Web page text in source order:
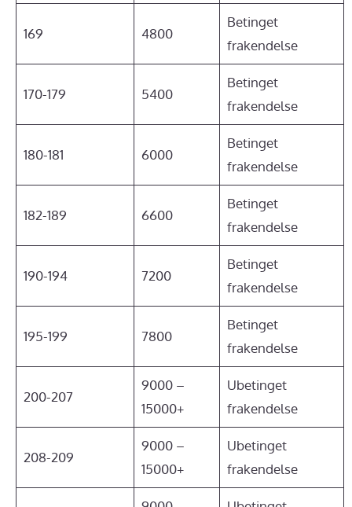
169 4800
Betinget
frakendelse
170-179 5400
Betinget
frakendelse
180-181 6000
Betinget
frakendelse
182-189 6600
Betinget
frakendelse
190-194 7200
Betinget
frakendelse
195-199 7800
Betinget
frakendelse
200-207
9000 –
15000+
Ubetinget
frakendelse
208-209
9000 –
15000+
Ubetinget
frakendelse